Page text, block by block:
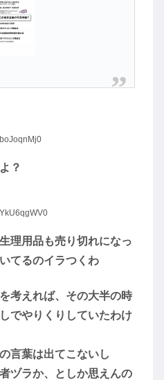
？
理用品も売り切れになっ
てるのイラつくわ
考えれば、その大半の時
でやりくりしていたわけ
言葉は出てこないし
ヅラか、としか思えんの